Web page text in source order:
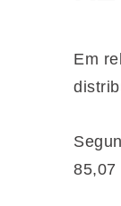
Em
85,07